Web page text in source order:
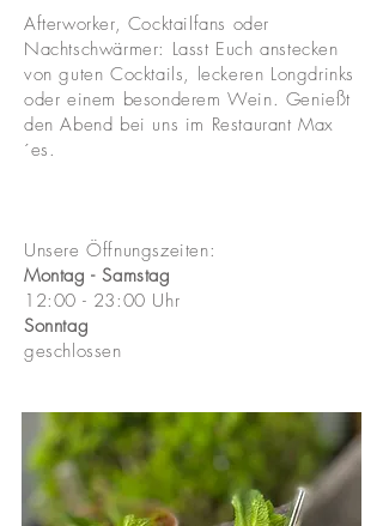
Afterworker, Cocktailfans oder
Nachtschwärmer: Lasst Euch anstecken
von guten Cocktails, leckeren Longdrinks
oder einem besonderem Wein. Genießt
den Abend bei uns im Restaurant Max
´es.
Unsere Öffnungszeiten:
Montag - Samstag
12:00 - 23:00 Uhr
Sonntag
geschlossen